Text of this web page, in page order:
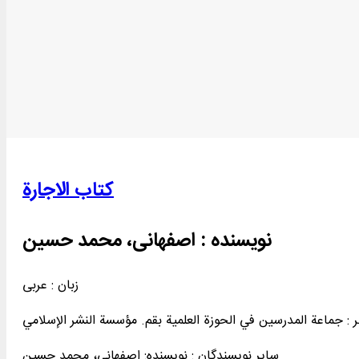
کتاب الاجارة
نویسنده : اصفهانی، محمد حسین
زبان : عربی
:جماعة المدرسين في الحوزة العلمیة بقم. مؤسسة النشر الإسلامي